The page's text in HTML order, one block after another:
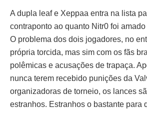
A dupla leaf e Xeppaa entra na lista
contraponto ao quanto Nitr0 foi
O problema dos dois jogadores, no
própria torcida, mas sim com os fãs
polêmicas e acusações de trapaça.
nunca terem recebido punições da
organizadoras de torneio, os lances
estranhos. Estranhos o bastante para